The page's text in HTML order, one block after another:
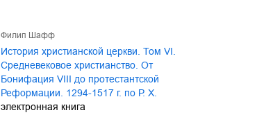
Филип Шафф
История христианской церкви. Том VI.
Средневековое христианство. От
Бонифация VIII до протестантской
Реформации. 1294-1517 г. по Р. Х.
электронная книга